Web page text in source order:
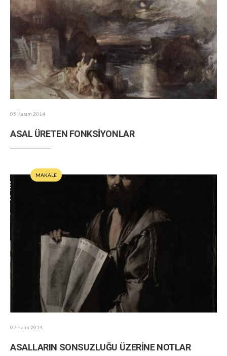
05 Kasım 2014
ASAL ÜRETEN FONKSİYONLAR
MAKALE
07 Ekim 2014
ASALLARIN SONSUZLUĞU ÜZERİNE NOTLAR